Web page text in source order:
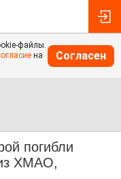
файлы.
на
Согласен
погибли
ХМАО,